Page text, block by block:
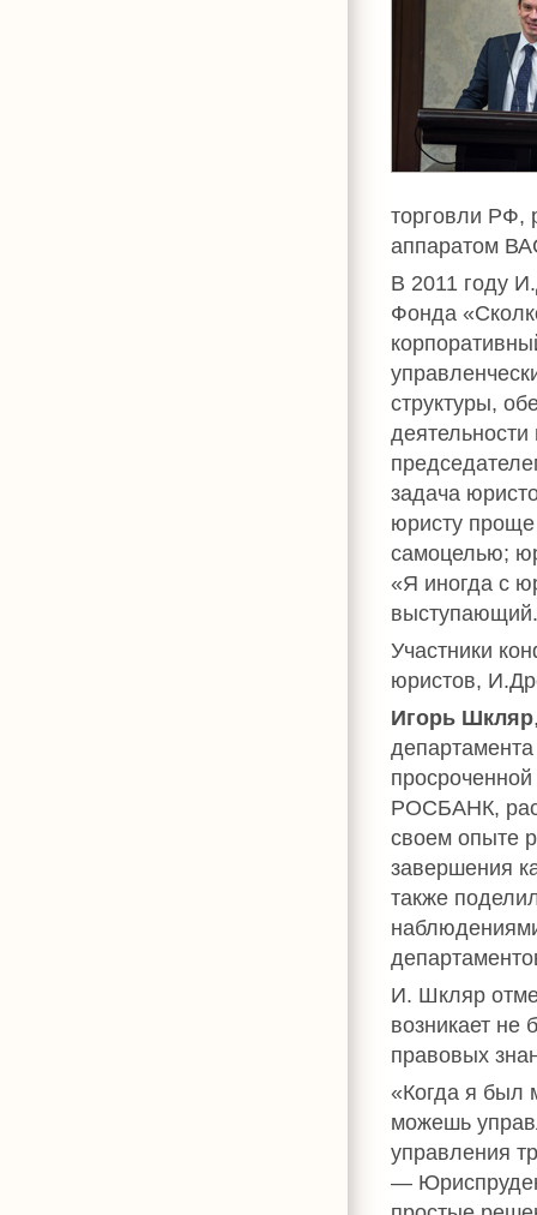
торговли РФ,
аппаратом
В 2011 году
Фонда
структуры,
задача
юристу проще
самоцелью;
«Я иногда с
выступающий.
Участники
юристов,
Игорь Шкляр
РОСБАНК,
своем опыте
завершения
также
И. Шкляр
возникает
правовых
«Когда я был
можешь
управления
—